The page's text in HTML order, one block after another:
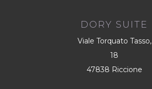
DORY SUITE
Viale Torquato Tasso,
18
47838 Riccione